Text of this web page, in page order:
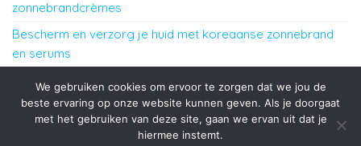
zonnebrandcrèmes
Bescherm en verzorg je huid met koreaanse zonnebrand
en serums
Samenwerking en veiligheid: wat teamsporten echt
bijzonder maakt
We gebruiken cookies om ervoor te zorgen dat we jou de
beste ervaring op onze website kunnen geven. Als je doorgaat
met het gebruiken van deze site, gaan we ervan uit dat je
hiermee instemt.